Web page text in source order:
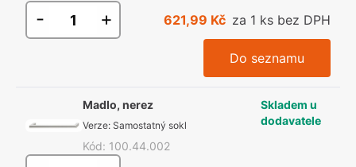
- + 621,99 Kč za 1 ks bez DPH
Do seznamu
Madlo, nerez
Verze: Samostatný sokl
Kód: 100.44.002
Skladem u
dodavatele